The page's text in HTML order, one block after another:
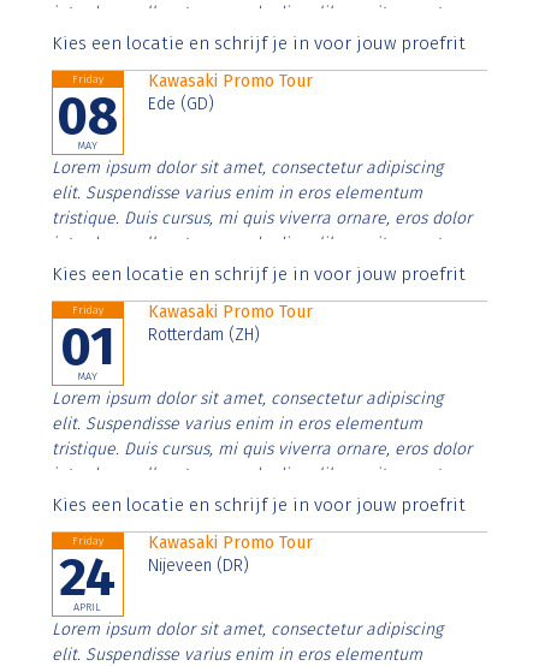
interdum nulla, ut commodo diam libero vitae erat.
Aenean faucibus nibh et justo cursus id rutrum lorem
Kies een locatie en schrijf je in voor jouw proefrit
Friday
08
MAY
Kawasaki Promo Tour
Ede (GD)
Lorem ipsum dolor sit amet, consectetur adipiscing
elit. Suspendisse varius enim in eros elementum
tristique. Duis cursus, mi quis viverra ornare, eros dolor
interdum nulla, ut commodo diam libero vitae erat.
Aenean faucibus nibh et justo cursus id rutrum lorem
Kies een locatie en schrijf je in voor jouw proefrit
Friday
01
MAY
Kawasaki Promo Tour
Rotterdam (ZH)
Lorem ipsum dolor sit amet, consectetur adipiscing
elit. Suspendisse varius enim in eros elementum
tristique. Duis cursus, mi quis viverra ornare, eros dolor
interdum nulla, ut commodo diam libero vitae erat.
Aenean faucibus nibh et justo cursus id rutrum lorem
Kies een locatie en schrijf je in voor jouw proefrit
Friday
24
APRIL
Kawasaki Promo Tour
Nijeveen (DR)
Lorem ipsum dolor sit amet, consectetur adipiscing
elit. Suspendisse varius enim in eros elementum